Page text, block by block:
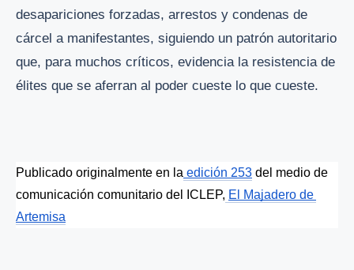
desapariciones forzadas, arrestos y condenas de
cárcel a manifestantes, siguiendo un patrón autoritario
que, para muchos críticos, evidencia la resistencia de
élites que se aferran al poder cueste lo que cueste.
Publicado originalmente en la edición 253 del medio de
comunicación comunitario del ICLEP, El Majadero de
Artemisa